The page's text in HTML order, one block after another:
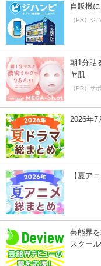
自販機
（PR）ジ
朝1分貼
ヤ肌
（PR）サ
2026年7
【夏ア
芸能界
スクー